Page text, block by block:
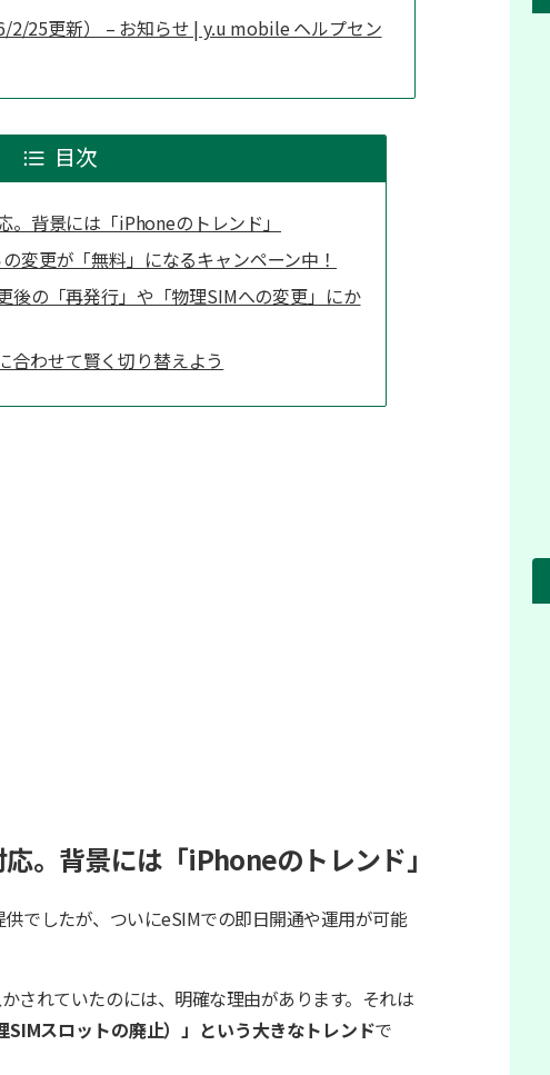
2/25更新） – お知らせ | y.u mobile ヘルプセン
目次
背景には「iPhoneのトレンド」
変更が「無料」になるキャンペーン中！
後の「再発行」や「物理SIMへの変更」にか
合わせて賢く切り替えよう
。背景には「iPhoneのトレンド」
でしたが、ついにeSIMでの即日開通や運用が可能
されていたのには、明確な理由があります。それは
スロットの廃止）」という大きなトレンドで